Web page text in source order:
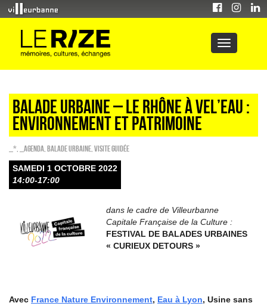
Balade urbaine – Le Rhône à vel’eau :
environnement et patrimoine
_* _Agenda Balade urbaine Visite guidée
SAMEDI 1 OCTOBRE 2022
14:00-17:00
dans le cadre de Villeurbanne
Capitale Française de la Culture :
FESTIVAL DE BALADES URBAINES
« CURIEUX DETOURS »
Avec France Nature Environnement, Eau à Lyon, Usine sans